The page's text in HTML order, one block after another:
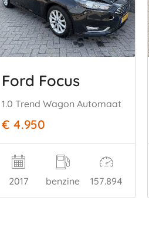
Ford Focus
1.0 Trend Wagon Automaat
€ 4.950
2017 benzine 157.894